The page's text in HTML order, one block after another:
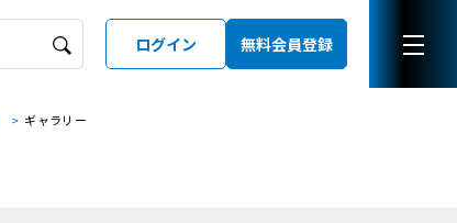
ログイン 無料会員登録
ギャラリー